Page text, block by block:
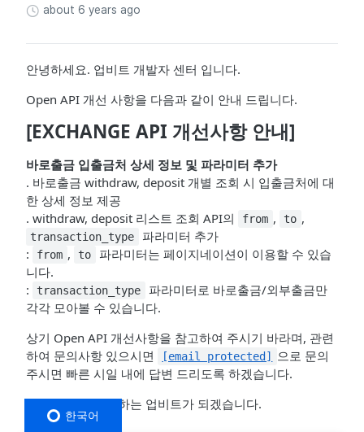
about 6 years ago
안녕하세요. 업비트 개발자 센터 입니다.
Open API 개선 사항을 다음과 같이 안내 드립니다.
[EXCHANGE API 개선사항 안내]
바로출금 입출금처 상세 정보 및 파라미터 추가
. 바로출금 withdraw, deposit 개별 조회 시 입출금처에 대
한 상세 정보 제공
. withdraw, deposit 리스트 조회 API의
from , to ,
transaction_type
파라미터 추가
:
from , to
파라미터는 페이지네이션이 이용할 수 있습
니다.
:
transaction_type
파라미터로 바로출금/외부출금만
각각 모아볼 수 있습니다.
상기 Open API 개선사항을 참고하여 주시기 바라며, 관련
하여 문의사항 있으시면
[email protected]
으로 문의
주시면 빠른 시일 내에 답변 드리도록 하겠습니다.
언제나 최선을 다하는 업비트가 되겠습니다.
한국어